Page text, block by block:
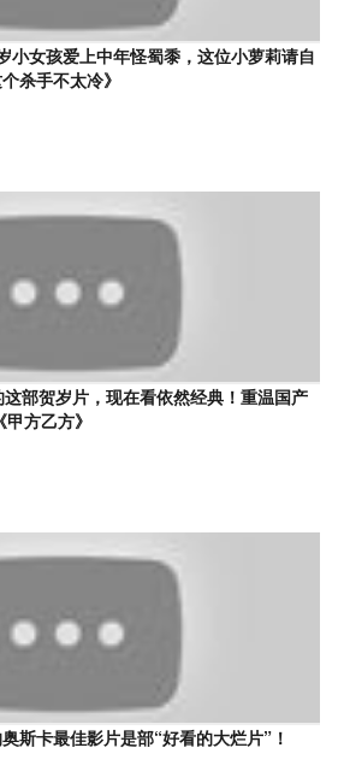
小女孩爱上中年怪蜀黍，这位小萝莉请自
杀手不太冷》
这部贺岁片，现在看依然经典！重温国产
方乙方》
斯卡最佳影片是部“好看的大烂片”！